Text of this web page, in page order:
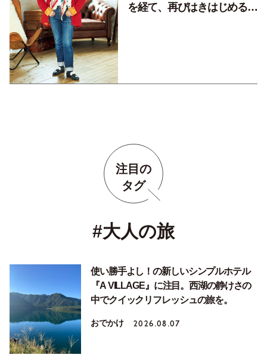
を経て、再びはきはじめる一
注目の
タグ
#大人の旅
使い勝手よし！の新しいシンプルホテル
『A VILLAGE』に注目。西湖の静けさの
中でクイックリフレッシュの旅を。
おでかけ 2026.08.07